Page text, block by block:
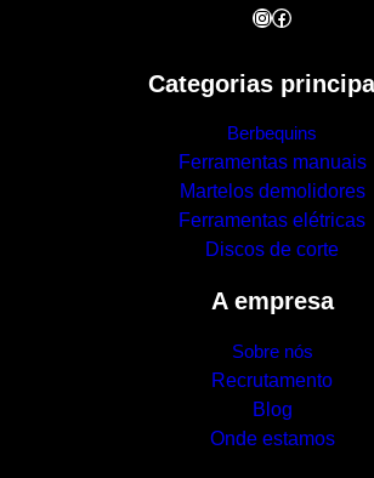
InstagramFacebook
Categorias
Berbequins
Ferramentas manuais
Martelos demolidores
Ferramentas elétricas
Discos de corte
A empresa
Sobre nós
Recrutamento
Blog
Onde estamos